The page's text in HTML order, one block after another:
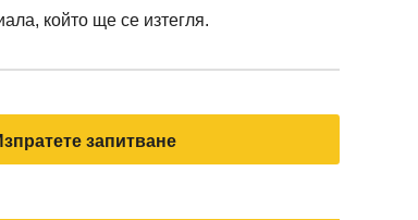
който ще се изтегля.
запитване